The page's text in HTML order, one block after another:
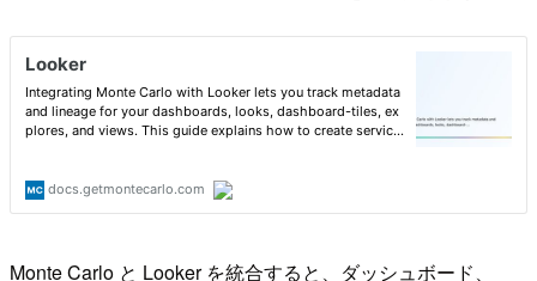
Monte Carlo と Looker を統合すると、ダッシュボード、